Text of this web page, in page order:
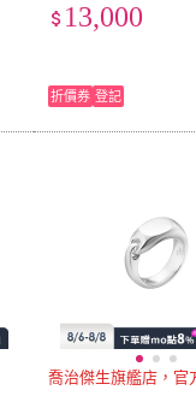
13,000
折價券 登記
喬治傑生旗艦店，官